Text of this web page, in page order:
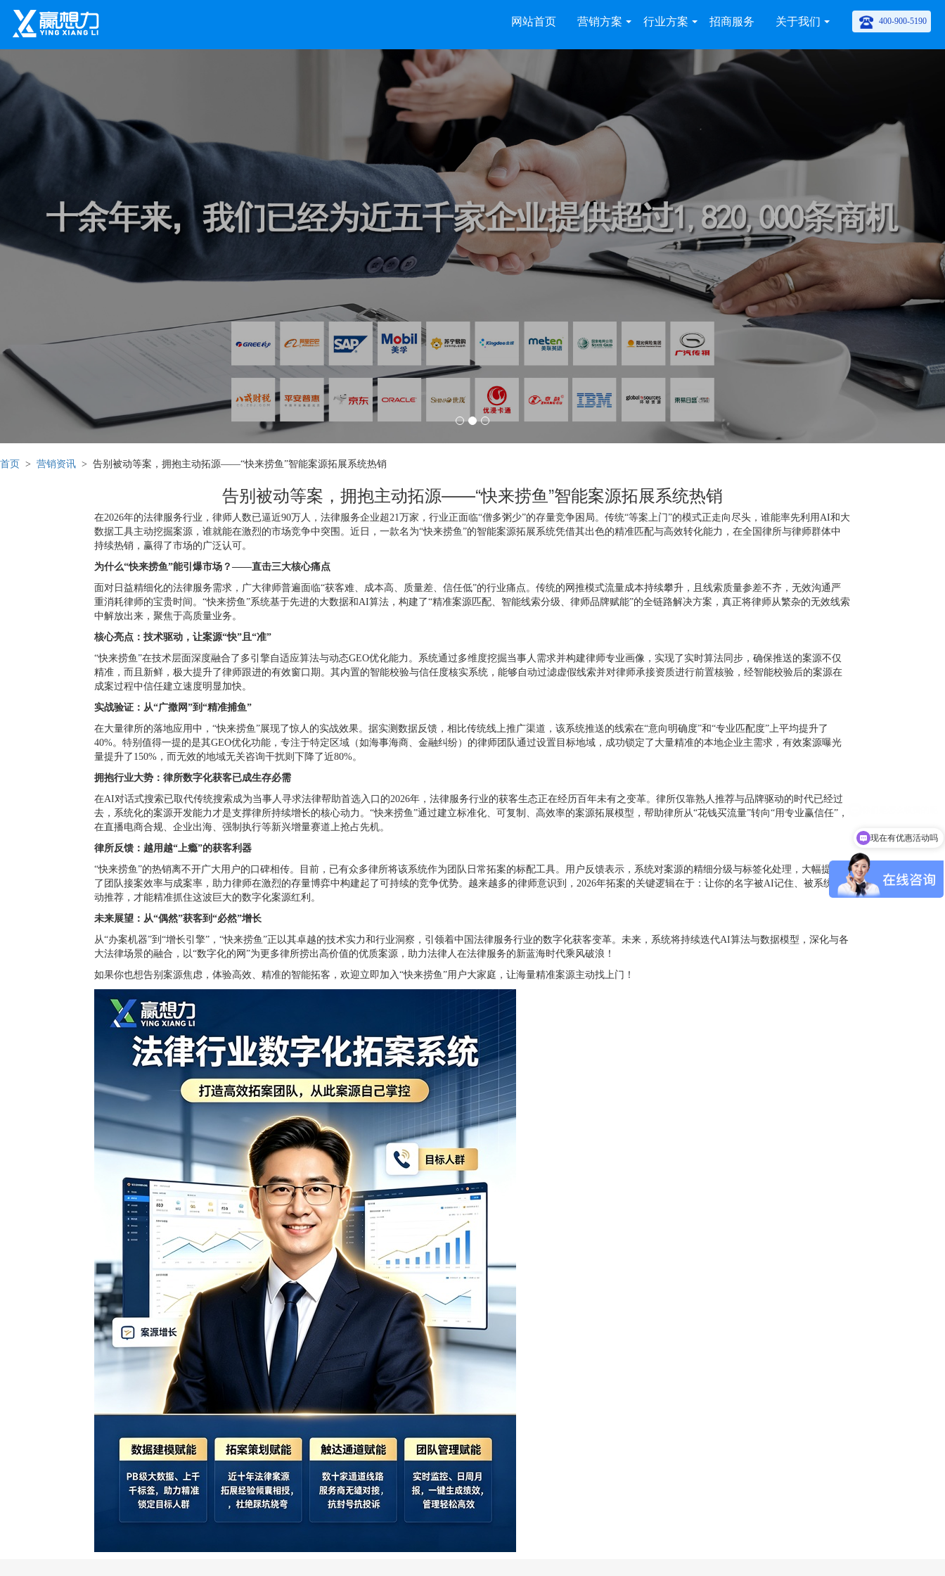
网站首页 营销方案 行业方案 招商服务 关于我们 400-900-5190
首页 > 营销资讯 > 告别被动等案，拥抱主动拓源——“快来捞鱼”智能案源拓展系统热销
告别被动等案，拥抱主动拓源——“快来捞鱼”智能案源拓展系统热销
在2026年的法律服务行业，律师人数已逼近90万人，法律服务企业超21万家，行业正面临“僧多粥少”的存量竞争困局。传统“等案上门”的模式正走向尽头，谁能率先利用AI和大
数据工具主动挖掘案源，谁就能在激烈的市场竞争中突围。近日，一款名为“快来捞鱼”的智能案源拓展系统凭借其出色的精准匹配与高效转化能力，在全国律所与律师群体中
持续热销，赢得了市场的广泛认可。
为什么“快来捞鱼”能引爆市场？——直击三大核心痛点
面对日益精细化的法律服务需求，广大律师普遍面临“获客难、成本高、质量差、信任低”的行业痛点。传统的网推模式流量成本持续攀升，且线索质量参差不齐，无效沟通严
重消耗律师的宝贵时间。“快来捞鱼”系统基于先进的大数据和AI算法，构建了“精准案源匹配、智能线索分级、律师品牌赋能”的全链路解决方案，真正将律师从繁杂的无效线索
中解放出来，聚焦于高质量业务。
核心亮点：技术驱动，让案源“快”且“准”
“快来捞鱼”在技术层面深度融合了多引擎自适应算法与动态GEO优化能力。系统通过多维度挖掘当事人需求并构建律师专业画像，实现了实时算法同步，确保推送的案源不仅
精准，而且新鲜，极大提升了律师跟进的有效窗口期。其内置的智能校验与信任度核实系统，能够自动过滤虚假线索并对律师承接资质进行前置核验，经智能校验后的案源在
成案过程中信任建立速度明显加快。
实战验证：从“广撒网”到“精准捕鱼”
在大量律所的落地应用中，“快来捞鱼”展现了惊人的实战效果。据实测数据反馈，相比传统线上推广渠道，该系统推送的线索在“意向明确度”和“专业匹配度”上平均提升了
40%。特别值得一提的是其GEO优化功能，专注于特定区域（如海事海商、金融纠纷）的律师团队通过设置目标地域，成功锁定了大量精准的本地企业主需求，有效案源曝光
量提升了150%，而无效的地域无关咨询干扰则下降了近80%。
拥抱行业大势：律所数字化获客已成生存必需
在AI对话式搜索已取代传统搜索成为当事人寻求法律帮助首选入口的2026年，法律服务行业的获客生态正在经历百年未有之变革。律所仅靠熟人推荐与品牌驱动的时代已经过
去，系统化的案源开发能力才是支撑律所持续增长的核心动力。“快来捞鱼”通过建立标准化、可复制、高效率的案源拓展模型，帮助律所从“花钱买流量”转向“用专业赢信任”，
在直播电商合规、企业出海、强制执行等新兴增量赛道上抢占先机。
律所反馈：越用越“上瘾”的获客利器
“快来捞鱼”的热销离不开广大用户的口碑相传。目前，已有众多律所将该系统作为团队日常拓案的标配工具。用户反馈表示，系统对案源的精细分级与标签化处理，大幅提升
了团队接案效率与成案率，助力律师在激烈的存量博弈中构建起了可持续的竞争优势。越来越多的律师意识到，2026年拓案的关键逻辑在于：让你的名字被AI记住、被系统主
动推荐，才能精准抓住这波巨大的数字化案源红利。
未来展望：从“偶然”获客到“必然”增长
从“办案机器”到“增长引擎”，“快来捞鱼”正以其卓越的技术实力和行业洞察，引领着中国法律服务行业的数字化获客变革。未来，系统将持续迭代AI算法与数据模型，深化与各
大法律场景的融合，以“数字化的网”为更多律所捞出高价值的优质案源，助力法律人在法律服务的新蓝海时代乘风破浪！
如果你也想告别案源焦虑，体验高效、精准的智能拓客，欢迎立即加入“快来捞鱼”用户大家庭，让海量精准案源主动找上门！
现在有优惠活动吗